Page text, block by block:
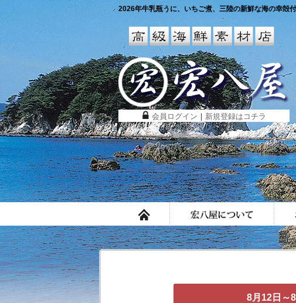
2026年牛乳瓶うに、いちご煮、三陸の新鮮な海の幸殻
会員ログイン ｜ 新規登録はコチラ
8月12日～